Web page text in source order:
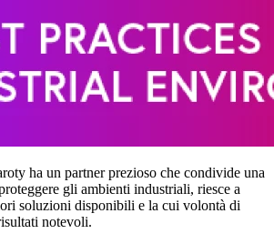
ha un partner prezioso che condivide una
gli ambienti industriali, riesce a
soluzioni disponibili e la cui volontà di
notevoli.